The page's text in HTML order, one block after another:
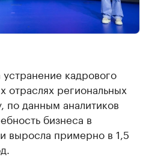
кадрового
отраслях региональных
данным аналитиков
бизнеса в
выросла примерно в 1,5